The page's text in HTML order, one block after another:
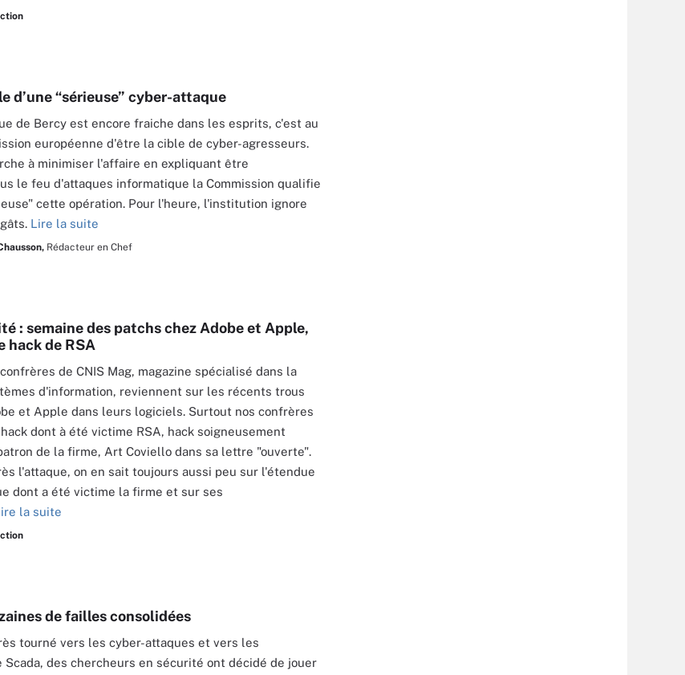
d’une “sérieuse” cyber-attaque
de Bercy est encore fraiche dans les esprits, c'est au
européenne d'être la cible de cyber-agresseurs.
à minimiser l'affaire en expliquant être
le feu d'attaques informatique la Commission qualifie
cette opération. Pour l'heure, l'institution ignore
Lire la suite
Rédacteur en Chef
: semaine des patchs chez Adobe et Apple,
hack de RSA
de CNIS Mag, magazine spécialisé dans la
d'information, reviennent sur les récents trous
et Apple dans leurs logiciels. Surtout nos confrères
dont à été victime RSA, hack soigneusement
de la firme, Art Coviello dans sa lettre "ouverte".
l'attaque, on en sait toujours aussi peu sur l'étendue
dont a été victime la firme et sur ses
la suite
de failles consolidées
tourné vers les cyber-attaques et vers les
des chercheurs en sécurité ont décidé de jouer